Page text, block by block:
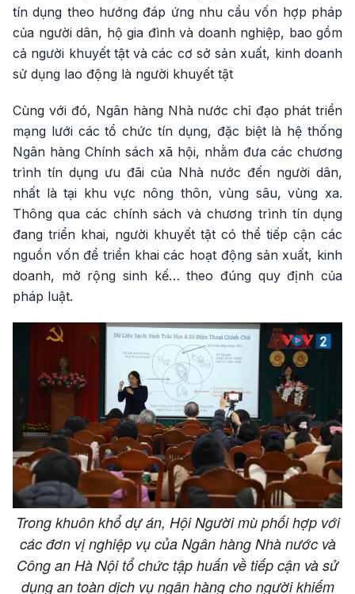
tín dụng theo hướng đáp ứng nhu cầu vốn hợp pháp
của người dân, hộ gia đình và doanh nghiệp, bao gồm
cả người khuyết tật và các cơ sở sản xuất, kinh doanh
sử dụng lao động là người khuyết tật
Cùng với đó, Ngân hàng Nhà nước chỉ đạo phát triển
mạng lưới các tổ chức tín dụng, đặc biệt là hệ thống
Ngân hàng Chính sách xã hội, nhằm đưa các chương
trình tín dụng ưu đãi của Nhà nước đến người dân,
nhất là tại khu vực nông thôn, vùng sâu, vùng xa.
Thông qua các chính sách và chương trình tín dụng
đang triển khai, người khuyết tật có thể tiếp cận các
nguồn vốn để triển khai các hoạt động sản xuất, kinh
doanh, mở rộng sinh kế… theo đúng quy định của
pháp luật.
Trong khuôn khổ dự án, Hội Người mù phối hợp với
các đơn vị nghiệp vụ của Ngân hàng Nhà nước và
Công an Hà Nội tổ chức tập huấn về tiếp cận và sử
dụng an toàn dịch vụ ngân hàng cho người khiếm